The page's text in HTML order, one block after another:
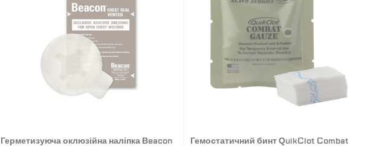
Герметизуюча оклюзійна наліпка Beacon
Гемостатичний бинт QuikClot Combat